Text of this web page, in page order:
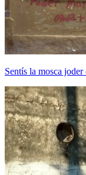
Sentís la mosca